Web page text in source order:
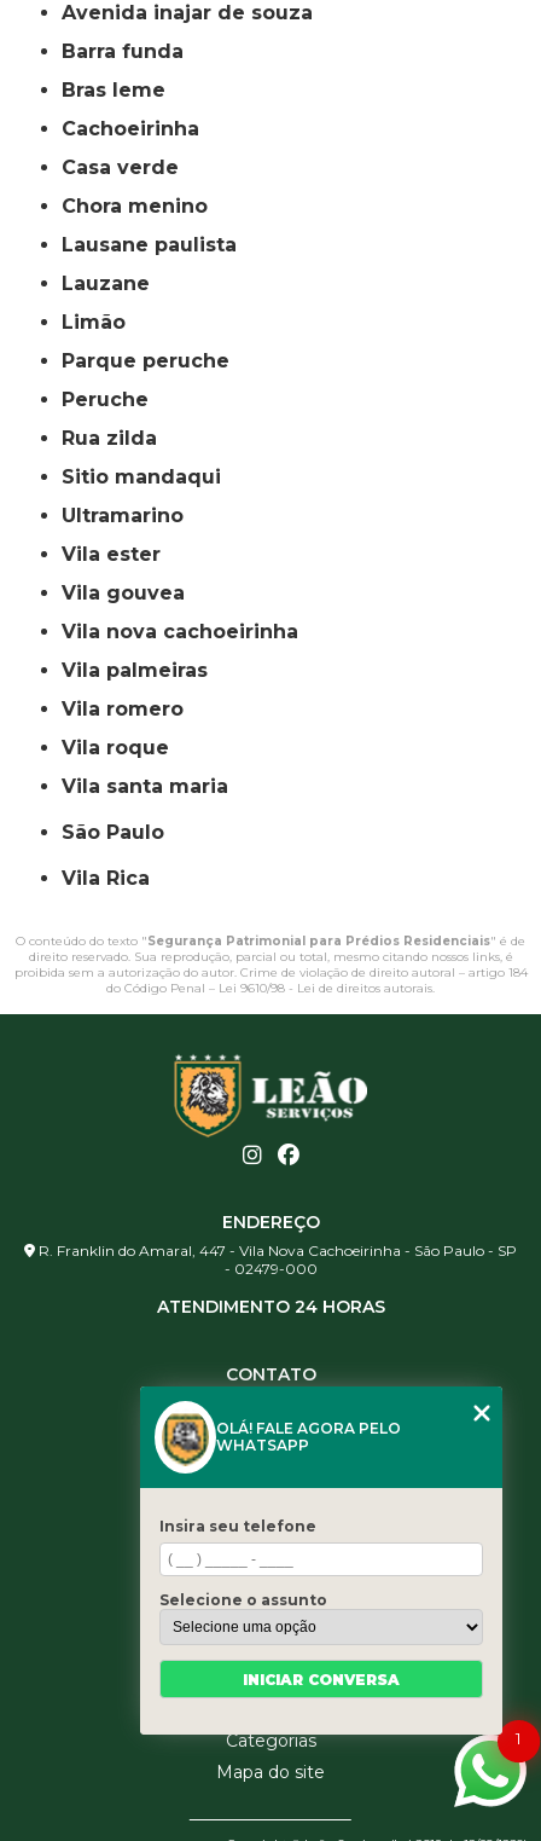
avenida inajar de souza
barra funda
bras leme
cachoeirinha
casa verde
chora menino
lausane paulista
lauzane
limão
parque peruche
peruche
rua zilda
sitio mandaqui
ultramarino
vila ester
vila gouvea
vila nova cachoeirinha
vila palmeiras
vila romero
vila roque
vila santa maria
São Paulo
Vila Rica
O conteúdo do texto "Segurança Patrimonial para Prédios Residenciais" é de
direito reservado. Sua reprodução, parcial ou total, mesmo citando nossos links, é
proibida sem a autorização do autor. Crime de violação de direito autoral – artigo 184
do Código Penal – Lei 9610/98 - Lei de direitos autorais.
ENDEREÇO
R. Franklin do Amaral, 447 - Vila Nova Cachoeirinha - São Paulo - SP
- 02479-000
ATENDIMENTO 24 HORAS
CONTATO
(11) 3461-5871
contato@leaoservicos.com.br
Home
Quem somos
Serviços
Blog
Categorias
Mapa do site
1
OLÁ! FALE AGORA PELO
WHATSAPP
Insira seu telefone
Selecione o assunto
INICIAR CONVERSA